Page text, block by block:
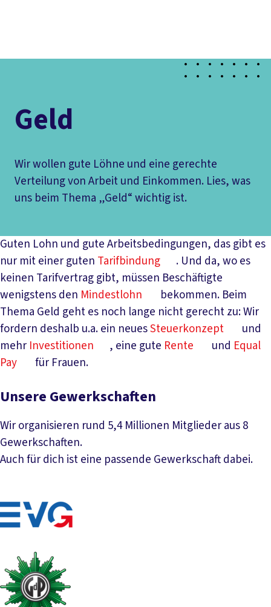
Politik vor Ort
Service
Geld
Wir wollen gute Löhne und eine gerechte
Verteilung von Arbeit und Einkommen. Lies, was
uns beim Thema „Geld“ wichtig ist.
Guten Lohn und gute Arbeitsbedingungen, das gibt es
nur mit einer guten Tarifbindung
. Und da, wo es
keinen Tarifvertrag gibt, müssen Beschäftigte
wenigstens den Mindestlohn
bekommen. Beim
Thema Geld geht es noch lange nicht gerecht zu: Wir
fordern deshalb u.a. ein neuesSteuerkonzept
und
mehr Investitionen , eine gute Rente und Equal
Pay
für Frauen.
Unsere Gewerkschaften
Wir organisieren rund 5,4 Millionen Mitglieder aus 8
Gewerkschaften.
Auch für dich ist eine passende Gewerkschaft dabei.